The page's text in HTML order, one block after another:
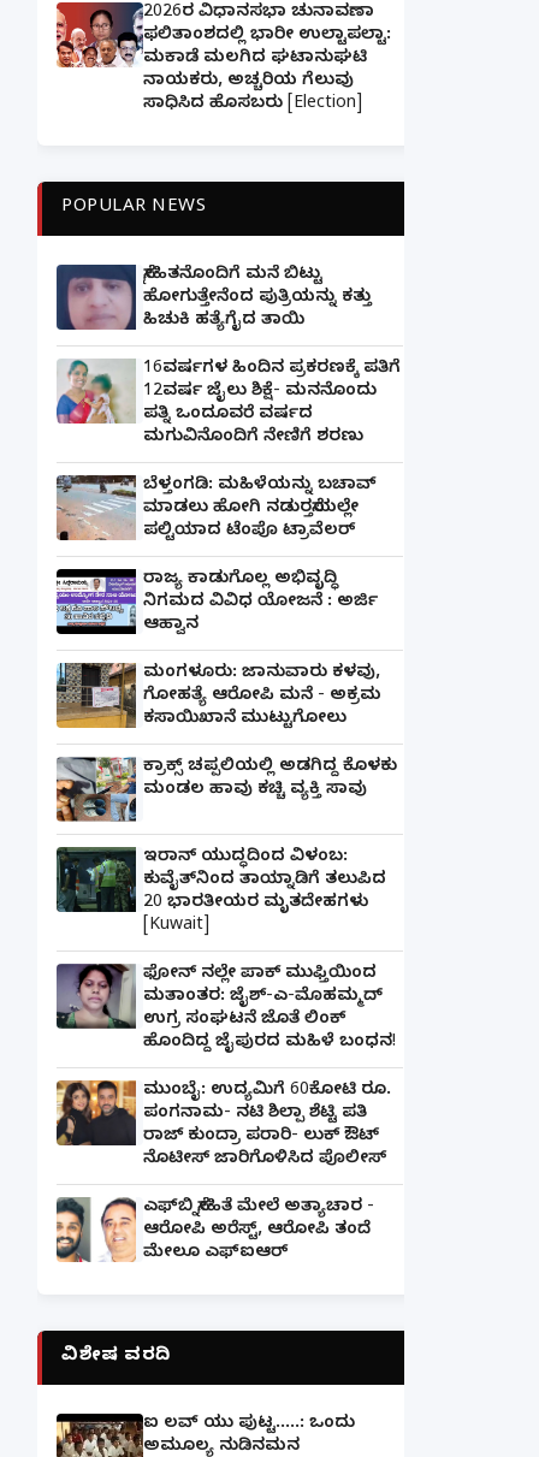
2026ರ ವಿಧಾನಸಭಾ ಚುನಾವಣಾ
ಫಲಿತಾಂಶದಲ್ಲಿ ಭಾರೀ ಉಲ್ಟಾಪಲ್ಟಾ:
ಮಕಾಡೆ ಮಲಗಿದ ಘಟಾನುಘಟಿ
ನಾಯಕರು, ಅಚ್ಚರಿಯ ಗೆಲುವು
ಸಾಧಿಸಿದ ಹೊಸಬರು [Election]
POPULAR NEWS
ಸ್ನೇಹಿತನೊಂದಿಗೆ ಮನೆ ಬಿಟ್ಟು
ಹೋಗುತ್ತೇನೆಂದ ಪುತ್ರಿಯನ್ನು ಕತ್ತು
ಹಿಚುಕಿ ಹತ್ಯೆಗೈದ ತಾಯಿ
16ವರ್ಷಗಳ ಹಿಂದಿನ ಪ್ರಕರಣಕ್ಕೆ ಪತಿಗೆ
12ವರ್ಷ ಜೈಲು ಶಿಕ್ಷೆ- ಮನನೊಂದು
ಪತ್ನಿ ಒಂದೂವರೆ ವರ್ಷದ
ಮಗುವಿನೊಂದಿಗೆ ನೇಣಿಗೆ ಶರಣು
ಬೆಳ್ತಂಗಡಿ: ಮಹಿಳೆಯನ್ನು ಬಚಾವ್
ಮಾಡಲು ಹೋಗಿ ನಡುರಸ್ತೆಯಲ್ಲೇ
ಪಲ್ಟಿಯಾದ ಟೆಂಪೊ ಟ್ರಾವೆಲರ್
ರಾಜ್ಯ ಕಾಡುಗೊಲ್ಲ ಅಭಿವೃದ್ಧಿ
ನಿಗಮದ ವಿವಿಧ ಯೋಜನೆ : ಅರ್ಜಿ
ಆಹ್ವಾನ
ಮಂಗಳೂರು: ಜಾನುವಾರು ಕಳವು,
ಗೋಹತ್ಯೆ ಆರೋಪಿ ಮನೆ - ಅಕ್ರಮ
ಕಸಾಯಿಖಾನೆ ಮುಟ್ಟುಗೋಲು
ಕ್ರಾಕ್ಸ್ ಚಪ್ಪಲಿಯಲ್ಲಿ ಅಡಗಿದ್ದ ಕೊಳಕು
ಮಂಡಲ ಹಾವು ಕಚ್ಚಿ ವ್ಯಕ್ತಿ ಸಾವು
ಇರಾನ್ ಯುದ್ಧದಿಂದ ವಿಳಂಬ:
ಕುವೈತ್‌ನಿಂದ ತಾಯ್ನಾಡಿಗೆ ತಲುಪಿದ
20 ಭಾರತೀಯರ ಮೃತದೇಹಗಳು
[Kuwait]
ಫೋನ್ ನಲ್ಲೇ ಪಾಕ್ ಮುಫ್ತಿಯಿಂದ
ಮತಾಂತರ: ಜೈಶ್-ಎ-ಮೊಹಮ್ಮದ್
ಉಗ್ರ ಸಂಘಟನೆ ಜೊತೆ ಲಿಂಕ್
ಹೊಂದಿದ್ದ ಜೈಪುರದ ಮಹಿಳೆ ಬಂಧನ!
ಮುಂಬೈ: ಉದ್ಯಮಿಗೆ 60ಕೋಟಿ ರೂ.
ಪಂಗನಾಮ- ನಟಿ ಶಿಲ್ಪಾ ಶೆಟ್ಟಿ ಪತಿ
ರಾಜ್ ಕುಂದ್ರಾ ಪರಾರಿ- ಲುಕ್ ಔಟ್
ನೊಟೀಸ್ ಜಾರಿಗೊಳಿಸಿದ ಪೊಲೀಸ್
ಎಫ್‌ಬಿ ಸ್ನೇಹಿತೆ ಮೇಲೆ ಅತ್ಯಾಚಾರ -
ಆರೋಪಿ ಅರೆಸ್ಟ್, ಆರೋಪಿ ತಂದೆ
ಮೇಲೂ ಎಫ್ಐಆರ್
ವಿಶೇಷ ವರದಿ
ಐ ಲವ್ ಯು ಪುಟ್ಟ.....: ಒಂದು
ಅಮೂಲ್ಯ ನುಡಿನಮನ